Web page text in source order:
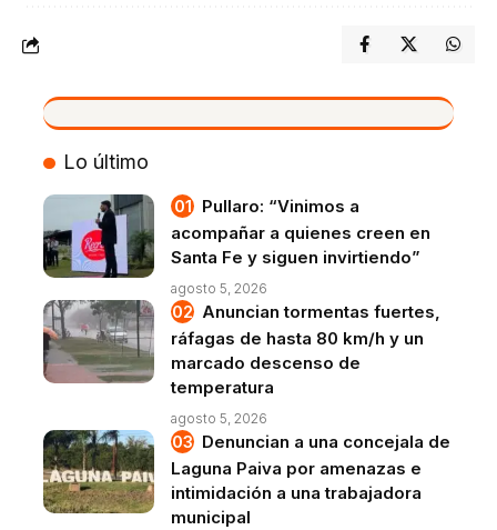
VIVO
Lo último
Pullaro: “Vinimos a
acompañar a quienes creen en
Santa Fe y siguen invirtiendo”
agosto 5, 2026
Anuncian tormentas fuertes,
ráfagas de hasta 80 km/h y un
marcado descenso de
temperatura
agosto 5, 2026
Denuncian a una concejala de
Laguna Paiva por amenazas e
intimidación a una trabajadora
municipal